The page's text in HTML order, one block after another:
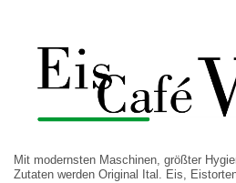
Mit modernsten Maschinen, größter
Zutaten werden Original Ital. Eis,